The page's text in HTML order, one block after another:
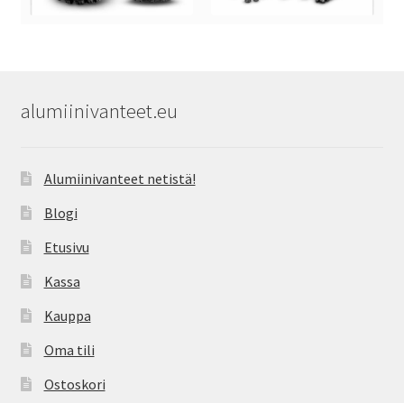
alumiinivanteet.eu
Alumiinivanteet netistä!
Blogi
Etusivu
Kassa
Kauppa
Oma tili
Ostoskori